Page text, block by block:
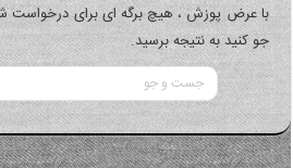
با عرض پوزش ، هیچ برگه ای برای درخواست
جو کنید به نتیجه برسید.